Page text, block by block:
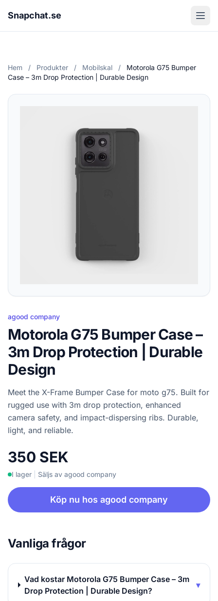
Snapchat.se
Hem / Produkter / Mobilskal /
Motorola G75 Bumper
Case – 3m Drop Protection | Durable Design
agood company
Motorola G75 Bumper Case –
3m Drop Protection | Durable
Design
Meet the X-Frame Bumper Case for moto g75. Built for
rugged use with 3m drop protection, enhanced
camera safety, and impact-dispersing ribs. Durable,
light, and reliable.
350 SEK
I lager Säljs av agood company
Köp nu hos agood company
Vanliga frågor
Vad kostar Motorola G75 Bumper Case – 3m
Drop Protection | Durable Design?
▾